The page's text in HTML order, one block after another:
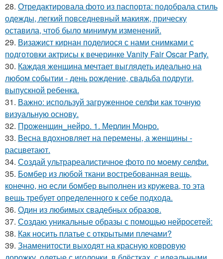
28. Отредактировала фото из паспорта: подобрала стиль
одежды, легкий повседневный макияж, прическу
оставила, чтоб было минимум изменений.
29. Визажист кирнан поделиося с нами снимками с
подготовки актрисы к вечеринке Vanity Fair Oscar Party.
30. Каждая женщина мечтает выглядеть идеально на
любом событии - день рождение, свадьба подруги,
выпускной ребенка.
31. Важно: используй загруженное селфи как точную
визуальную основу.
32. Проженщин_нейро. 1. Мерлин Монро.
33. Весна вдохновляет на перемены, а женщины -
расцветают.
34. Создай ультрареалистичное фото по моему селфи.
35. Бомбер из любой ткани востребованная вещь,
конечно, но если бомбер выполнен из кружева, то эта
вещь требует определенного к себе подхода.
36. Один из любимых свадебных образов.
37. Создаю уникальные образы с помощью нейросетей:
38. Как носить платье с открытыми плечами?
39. Знаменитости выходят на красную ковровую